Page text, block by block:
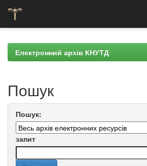
navigationЕлектронний архів КНУТД
Пошук
Пошук:
запит